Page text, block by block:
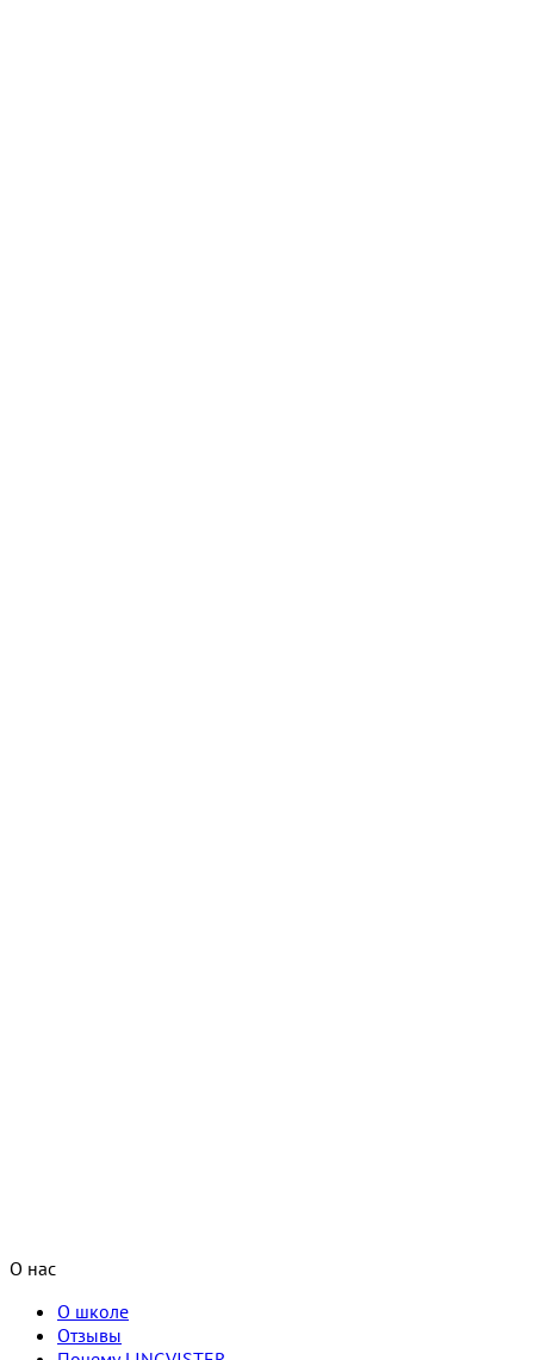
О нас
О школе
Отзывы